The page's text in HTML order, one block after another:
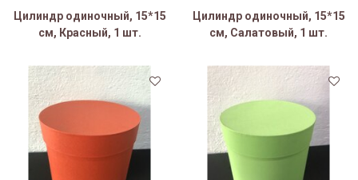
Цилиндр одиночный, 15*15
см, Красный, 1 шт.
Цилиндр одиночный, 15*15
см, Салатовый, 1 шт.